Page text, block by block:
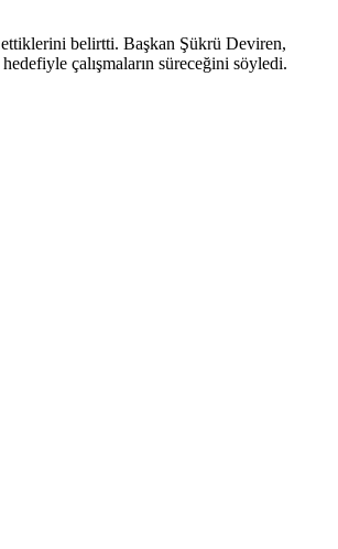
belirtti. Başkan Şükrü Deviren,
çalışmaların süreceğini söyledi.